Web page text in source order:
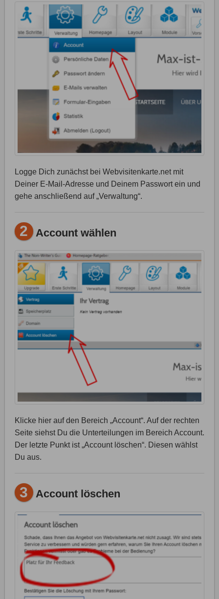
Logge Dich zunächst bei Webvisitenkarte.net mit
Deiner E-Mail-Adresse und Deinem Passwort ein und
gehe anschließend auf „Verwaltung“.
2 Account wählen
Klicke hier auf den Bereich „Account“. Auf der rechten
Seite siehst Du die Unterteilungen im Bereich Account.
Der letzte Punkt ist „Account löschen“. Diesen wählst
Du aus.
3 Account löschen